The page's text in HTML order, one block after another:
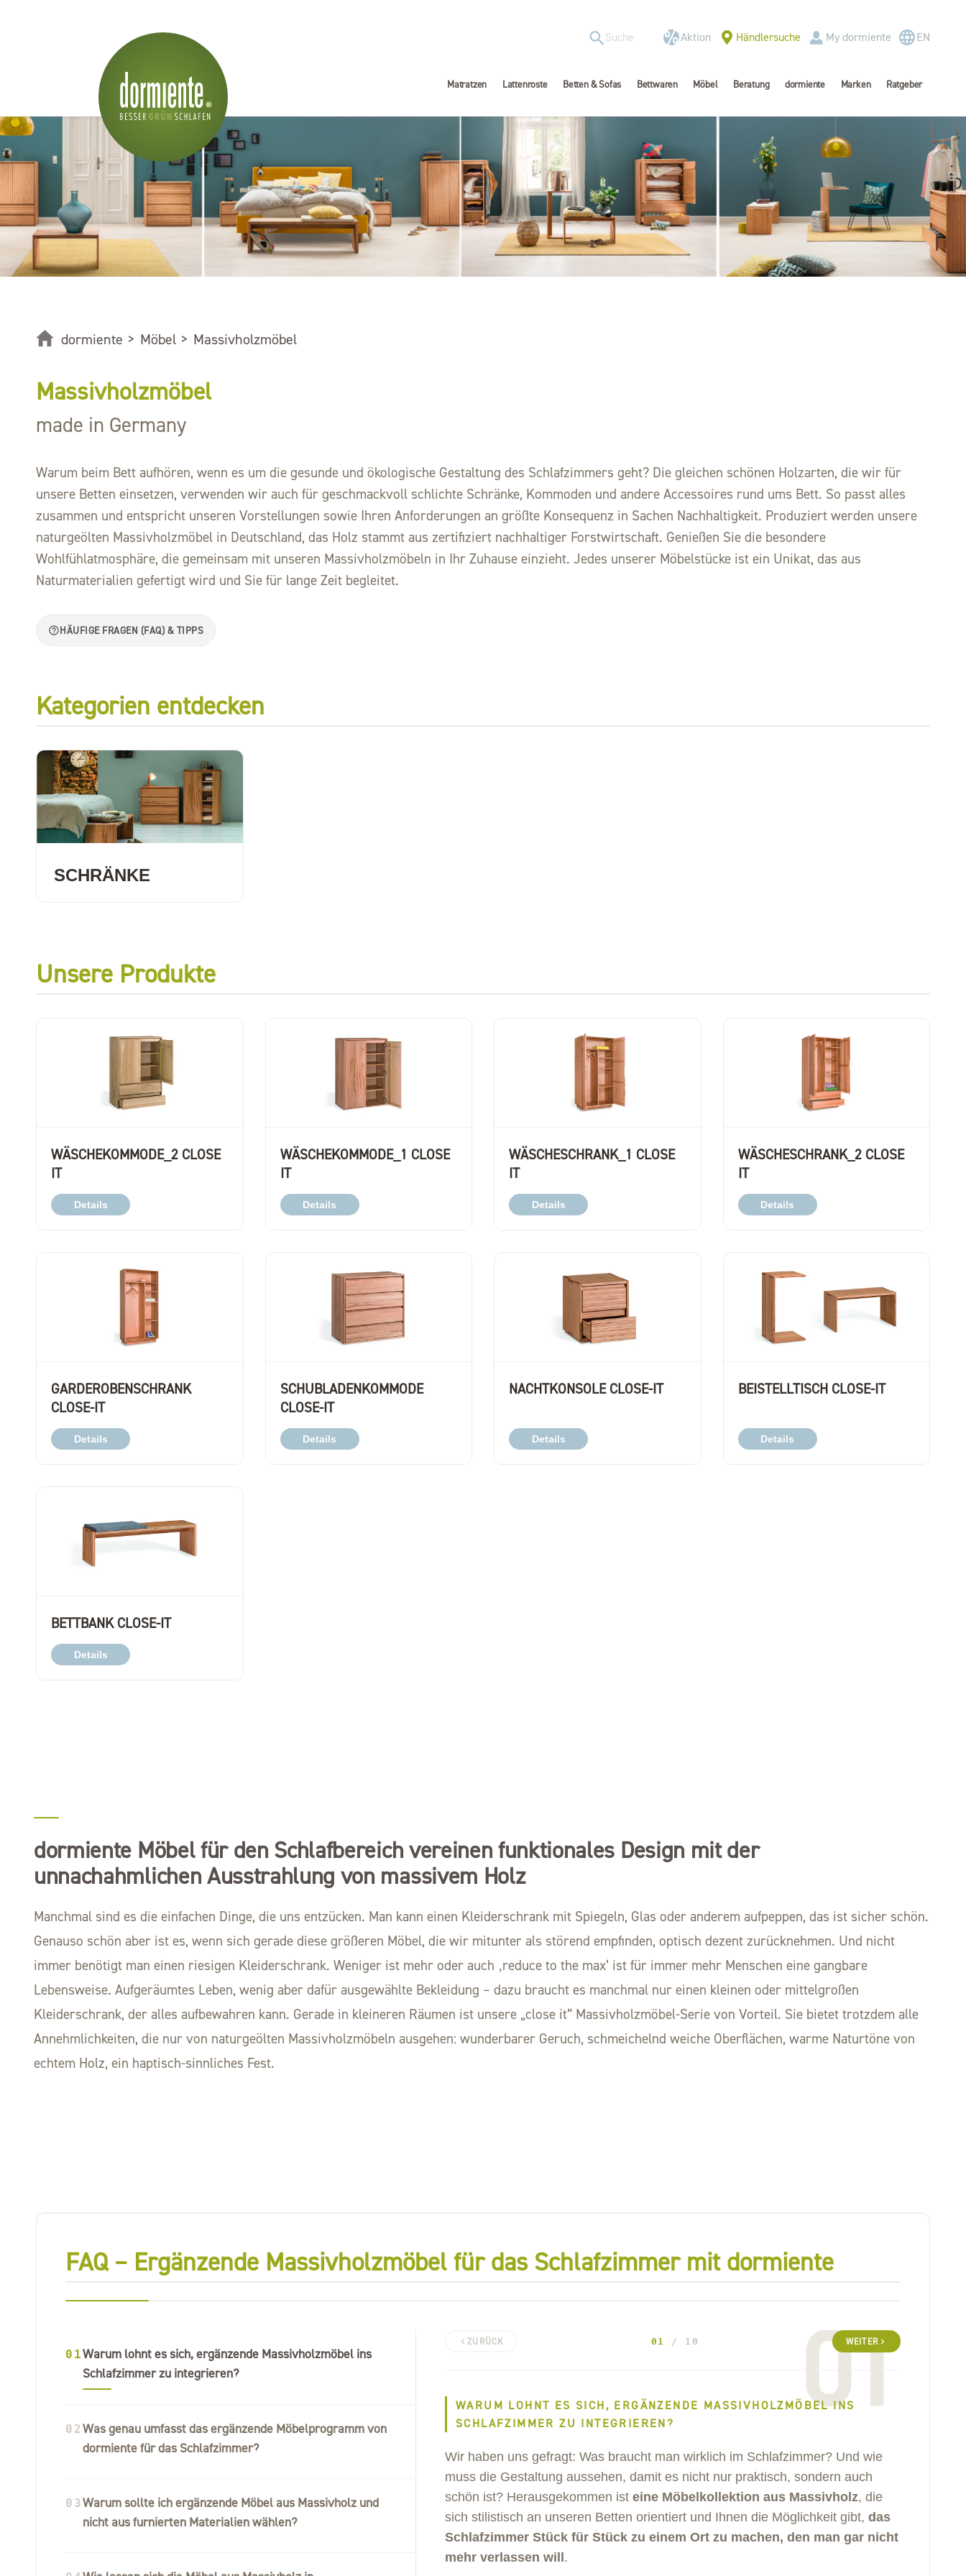
Aktion Händlersuche My dormiente EN
Matratzen Lattenroste Betten & Sofas Bettwaren Möbel Beratung dormiente Marken Ratgeber
dormiente > Möbel > Massivholzmöbel
Massivholzmöbel
made in Germany
Warum beim Bett aufhören, wenn es um die gesunde und ökologische Gestaltung des Schlafzimmers geht? Die gleichen schönen Holzarten, die wir für
unsere Betten einsetzen, verwenden wir auch für geschmackvoll schlichte Schränke, Kommoden und andere Accessoires rund ums Bett. So passt alles
zusammen und entspricht unseren Vorstellungen sowie Ihren Anforderungen an größte Konsequenz in Sachen Nachhaltigkeit. Produziert werden unsere
naturgeölten Massivholzmöbel in Deutschland, das Holz stammt aus zertifiziert nachhaltiger Forstwirtschaft. Genießen Sie die besondere
Wohlfühlatmosphäre, die gemeinsam mit unseren Massivholzmöbeln in Ihr Zuhause einzieht. Jedes unserer Möbelstücke ist ein Unikat, das aus
Naturmaterialien gefertigt wird und Sie für lange Zeit begleitet.
HÄUFIGE FRAGEN (FAQ) & TIPPS
Kategorien entdecken
SCHRÄNKE
Unsere Produkte
WÄSCHEKOMMODE_2 CLOSE
IT
Details
WÄSCHEKOMMODE_1 CLOSE
IT
Details
WÄSCHESCHRANK_1 CLOSE
IT
Details
WÄSCHESCHRANK_2 CLOSE
IT
Details
GARDEROBENSCHRANK
CLOSE-IT
Details
SCHUBLADENKOMMODE
CLOSE-IT
Details
NACHTKONSOLE CLOSE-IT
Details
BEISTELLTISCH CLOSE-IT
Details
BETTBANK CLOSE-IT
Details
dormiente Möbel für den Schlafbereich vereinen funktionales Design mit der
unnachahmlichen Ausstrahlung von massivem Holz
Manchmal sind es die einfachen Dinge, die uns entzücken. Man kann einen Kleiderschrank mit Spiegeln, Glas oder anderem aufpeppen, das ist sicher schön.
Genauso schön aber ist es, wenn sich gerade diese größeren Möbel, die wir mitunter als störend empfinden, optisch dezent zurücknehmen. Und nicht
immer benötigt man einen riesigen Kleiderschrank. Weniger ist mehr oder auch ‚reduce to the max‘ ist für immer mehr Menschen eine gangbare
Lebensweise. Aufgeräumtes Leben, wenig aber dafür ausgewählte Bekleidung – dazu braucht es manchmal nur einen kleinen oder mittelgroßen
Kleiderschrank, der alles aufbewahren kann. Gerade in kleineren Räumen ist unsere „close it“ Massivholzmöbel-Serie von Vorteil. Sie bietet trotzdem alle
Annehmlichkeiten, die nur von naturgeölten Massivholzmöbeln ausgehen: wunderbarer Geruch, schmeichelnd weiche Oberflächen, warme Naturtöne von
echtem Holz, ein haptisch-sinnliches Fest.
FAQ – Ergänzende Massivholzmöbel für das Schlafzimmer mit dormiente
01Warum lohnt es sich, ergänzende Massivholzmöbel ins
Schlafzimmer zu integrieren?
02 Was genau umfasst das ergänzende Möbelprogramm von
dormiente für das Schlafzimmer?
03Warum sollte ich ergänzende Möbel aus Massivholz und
nicht aus furnierten Materialien wählen?
ZURÜCK 01 / 10 WEITER
01
WARUM LOHNT ES SICH, ERGÄNZENDE MASSIVHOLZMÖBEL INS
SCHLAFZIMMER ZU INTEGRIEREN?
Wir haben uns gefragt: Was braucht man wirklich im Schlafzimmer? Und wie
muss die Gestaltung aussehen, damit es nicht nur praktisch, sondern auch
schön ist? Herausgekommen isteine Möbelkollektion aus Massivholz, die
sich stilistisch an unseren Betten orientiert und Ihnen die Möglichkeit gibt,das
Schlafzimmer Stück für Stück zu einem Ort zu machen, den man gar nicht
mehr verlassen will .